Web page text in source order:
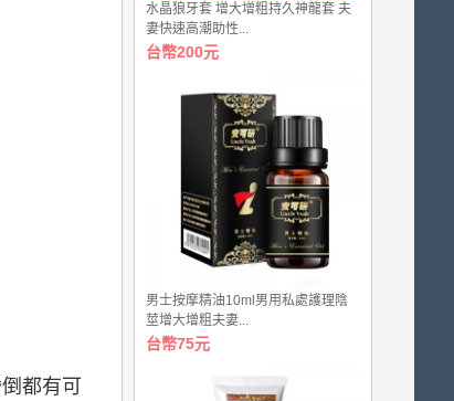
都有可
水晶狼牙套 增大增粗持久神龍套 夫
妻快速高潮助性...
台幣200元
男士按摩精油10ml男用私處護理陰
莖增大增粗夫妻...
台幣75元